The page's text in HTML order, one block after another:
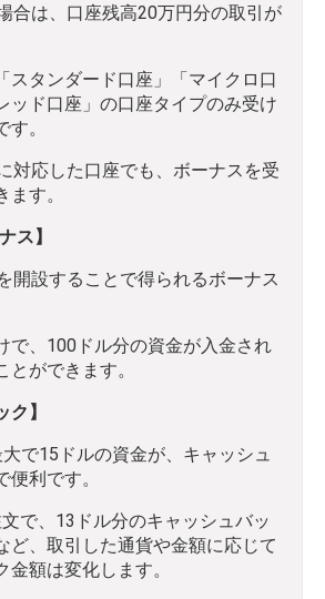
合は、口座残高20万円分の取引が
スタンダード口座」「マイクロ口
ッド口座」の口座タイプのみ受け
。
対応した口座でも、ボーナスを受
す。
ス】
開設することで得られるボーナス
で、100ドル分の資金が入金され
ができます。
ク】
で15ドルの資金が、キャッシュ
利です。
で、13ドル分のキャッシュバッ
ど、取引した通貨や金額に応じて
金額は変化します。